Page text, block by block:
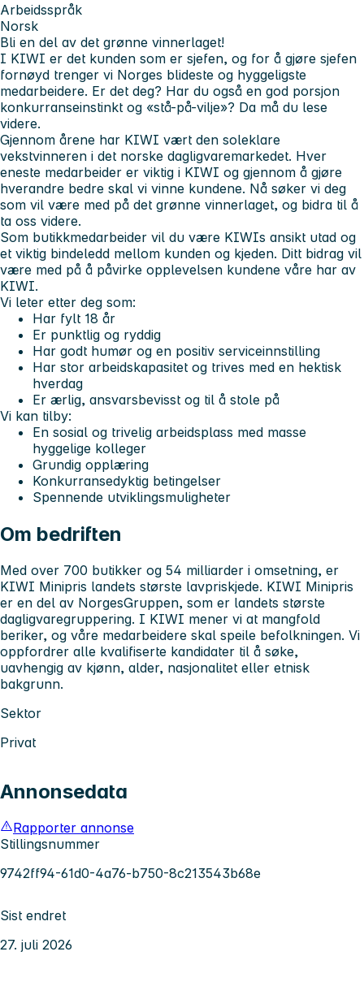
Arbeidsspråk
Norsk
Bli en del av det grønne vinnerlaget!
I KIWI er det kunden som er sjefen, og for å gjøre sjefen
fornøyd trenger vi Norges blideste og hyggeligste
medarbeidere. Er det deg? Har du også en god porsjon
konkurranseinstinkt og «stå-på-vilje»? Da må du lese
videre.
Gjennom årene har KIWI vært den soleklare
vekstvinneren i det norske dagligvaremarkedet. Hver
eneste medarbeider er viktig i KIWI og gjennom å gjøre
hverandre bedre skal vi vinne kundene. Nå søker vi deg
som vil være med på det grønne vinnerlaget, og bidra til å
ta oss videre.
Som butikkmedarbeider vil du være KIWIs ansikt utad og
et viktig bindeledd mellom kunden og kjeden. Ditt bidrag vil
være med på å påvirke opplevelsen kundene våre har av
KIWI.
Vi leter etter deg som:
Har fylt 18 år
Er punktlig og ryddig
Har godt humør og en positiv serviceinnstilling
Har stor arbeidskapasitet og trives med en hektisk
hverdag
Er ærlig, ansvarsbevisst og til å stole på
Vi kan tilby:
En sosial og trivelig arbeidsplass med masse
hyggelige kolleger
Grundig opplæring
Konkurransedyktig betingelser
Spennende utviklingsmuligheter
Om bedriften
Med over 700 butikker og 54 milliarder i omsetning, er
KIWI Minipris landets største lavpriskjede. KIWI Minipris
er en del av NorgesGruppen, som er landets største
dagligvaregruppering. I KIWI mener vi at mangfold
beriker, og våre medarbeidere skal speile befolkningen. Vi
oppfordrer alle kvalifiserte kandidater til å søke,
uavhengig av kjønn, alder, nasjonalitet eller etnisk
bakgrunn.
Sektor
Privat
Annonsedata
Rapporter annonse
Stillingsnummer
9742ff94-61d0-4a76-b750-8c213543b68e
Sist endret
27. juli 2026